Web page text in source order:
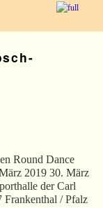
Round Dance
2019 30. März
der Carl
Frankenthal / Pfalz